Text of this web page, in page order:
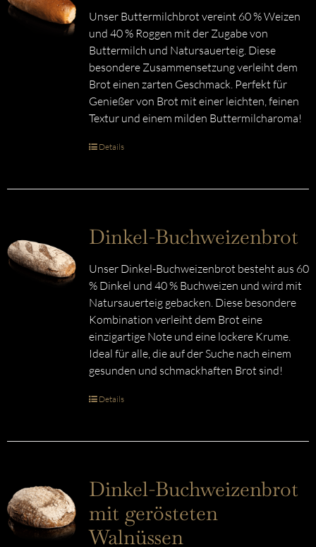
Unser Buttermilchbrot vereint 60 % Weizen
und 40 % Roggen mit der Zugabe von
Buttermilch und Natursauerteig. Diese
besondere Zusammensetzung verleiht dem
Brot einen zarten Geschmack. Perfekt für
Genießer von Brot mit einer leichten, feinen
Textur und einem milden Buttermilcharoma!
Details
Dinkel-Buchweizenbrot
Unser Dinkel-Buchweizenbrot besteht aus 60
% Dinkel und 40 % Buchweizen und wird mit
Natursauerteig gebacken. Diese besondere
Kombination verleiht dem Brot eine
einzigartige Note und eine lockere Krume.
Ideal für alle, die auf der Suche nach einem
gesunden und schmackhaften Brot sind!
Details
Dinkel-Buchweizenbrot
mit gerösteten
Walnüssen